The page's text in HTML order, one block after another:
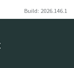
Build: 2026.146.1